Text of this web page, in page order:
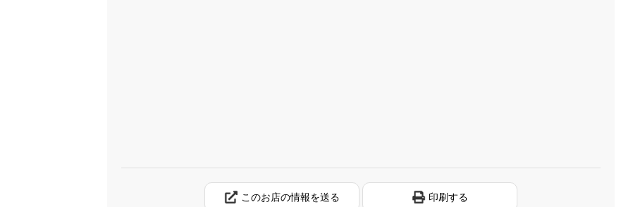
このお店の情報を送る 印刷する